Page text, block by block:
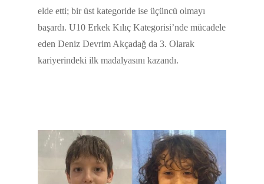
elde etti; bir üst kategoride ise üçüncü olmayı
başardı. U10 Erkek Kılıç Kategorisi’nde mücadele
eden Deniz Devrim Akçadağ da 3. Olarak
kariyerindeki ilk madalyasını kazandı.